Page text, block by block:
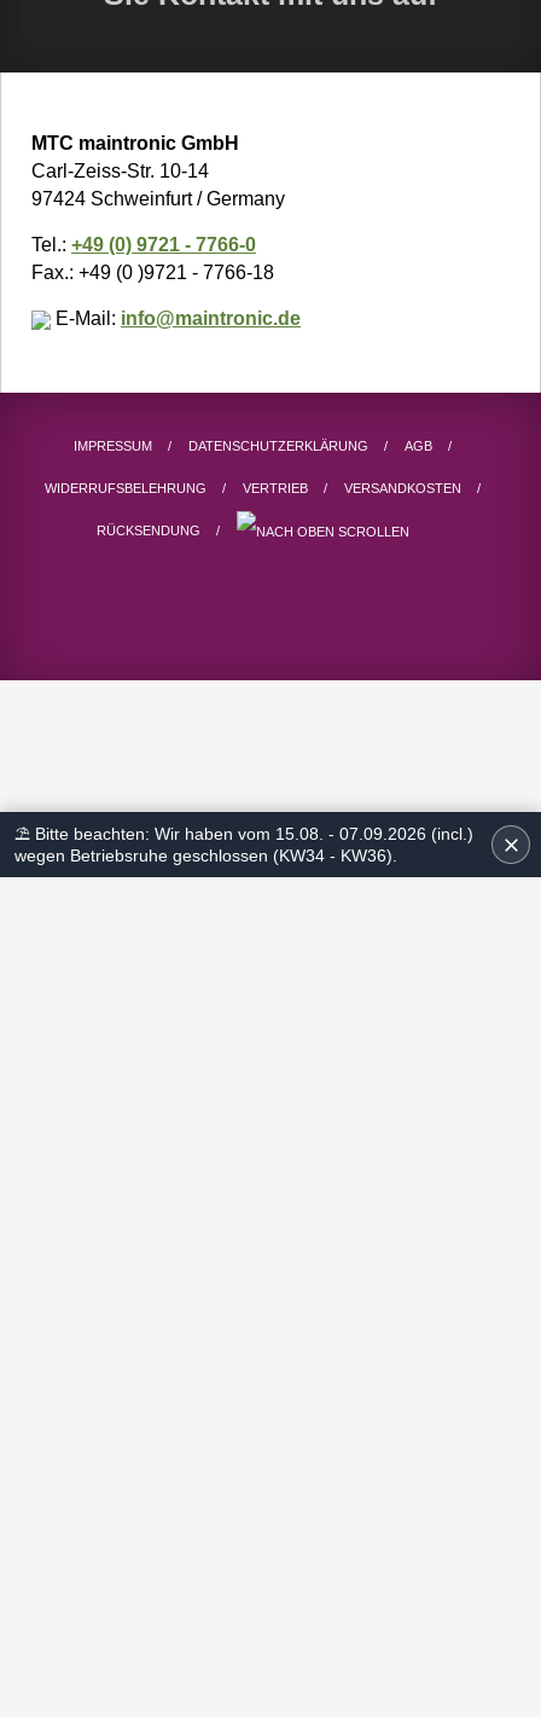
MTC maintronic GmbH
Carl-Zeiss-Str. 10-14
97424 Schweinfurt / Germany
Tel.: +49 (0) 9721 - 7766-0
Fax.: +49 (0 )9721 - 7766-18
E-Mail: info@maintronic.de
IMPRESSUM DATENSCHUTZERKLÄRUNG AGB
WIDERRUFSBELEHRUNG VERTRIEB VERSANDKOSTEN
RÜCKSENDUNG
⛱ Bitte beachten: Wir haben vom 15.08. - 07.09.2026 (incl.)
wegen Betriebsruhe geschlossen (KW34 - KW36).